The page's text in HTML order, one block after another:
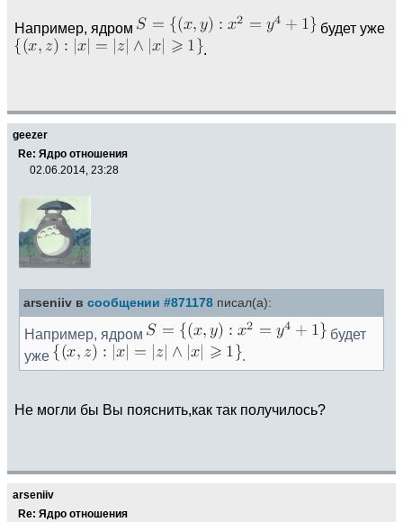
Например, ядром
будет уже
.
geezer
Re: Ядро отношения
02.06.2014, 23:28
arseniiv в сообщении #871178 писал(а):
Например, ядром
будет
уже
.
Не могли бы Вы пояснить,как так получилось?
arseniiv
Re: Ядро отношения